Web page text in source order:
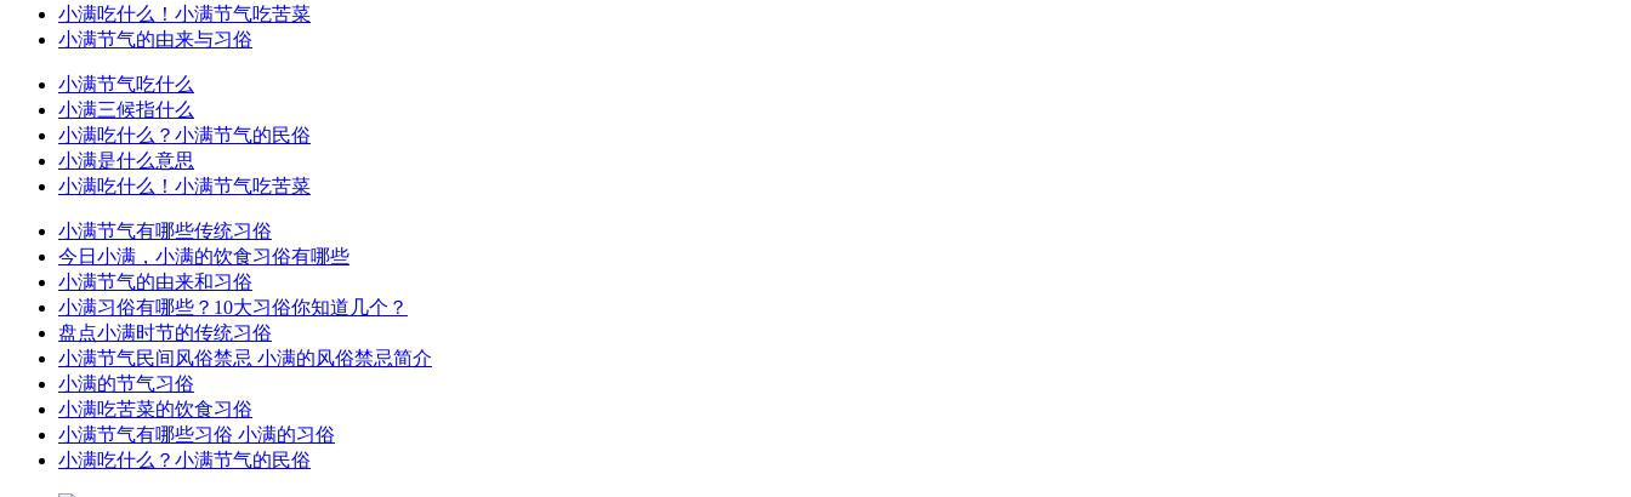
小满吃什么！小满节气吃苦菜
小满节气的由来与习俗
小满节气吃什么
小满三候指什么
小满吃什么？小满节气的民俗
小满是什么意思
小满吃什么！小满节气吃苦菜
小满节气有哪些传统习俗
今日小满，小满的饮食习俗有哪些
小满节气的由来和习俗
小满习俗有哪些？10大习俗你知道几个？
盘点小满时节的传统习俗
小满节气民间风俗禁忌 小满的风俗禁忌简介
小满的节气习俗
小满吃苦菜的饮食习俗
小满节气有哪些习俗 小满的习俗
小满吃什么？小满节气的民俗